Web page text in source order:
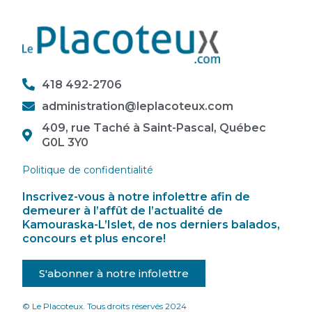
418 492-2706
administration@leplacoteux.com
409, rue Taché à Saint-Pascal, Québec
G0L 3Y0
Politique de confidentialité
Inscrivez-vous à notre infolettre afin de
demeurer à l’affût de l’actualité de
Kamouraska-L’Islet, de nos derniers balados,
concours et plus encore!
S'abonner à notre infolettre
© Le Placoteux. Tous droits réservés 2024